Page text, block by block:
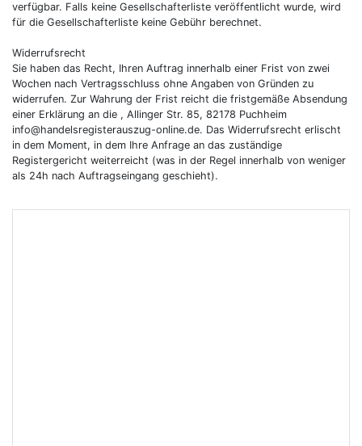
verfügbar. Falls keine Gesellschafterliste veröffentlicht wurde, wird
für die Gesellschafterliste keine Gebühr berechnet.
Widerrufsrecht
Sie haben das Recht, Ihren Auftrag innerhalb einer Frist von zwei
Wochen nach Vertragsschluss ohne Angaben von Gründen zu
widerrufen. Zur Wahrung der Frist reicht die fristgemäße Absendung
einer Erklärung an die , Allinger Str. 85, 82178 Puchheim
info@handelsregisterauszug-online.de. Das Widerrufsrecht erlischt
in dem Moment, in dem Ihre Anfrage an das zuständige
Registergericht weiterreicht (was in der Regel innerhalb von weniger
als 24h nach Auftragseingang geschieht).